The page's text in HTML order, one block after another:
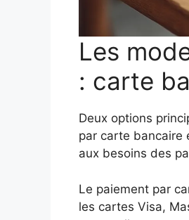
Les
: carte
Deux options
par carte bancaire
aux besoins des
Le paiement par
les cartes Visa,